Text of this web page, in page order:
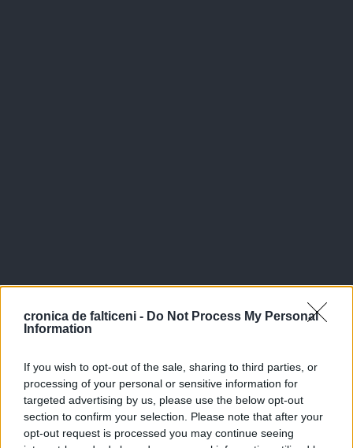
cronica de falticeni - Do Not Process My Personal
Information
If you wish to opt-out of the sale, sharing to third parties, or
processing of your personal or sensitive information for
targeted advertising by us, please use the below opt-out
section to confirm your selection. Please note that after your
opt-out request is processed you may continue seeing